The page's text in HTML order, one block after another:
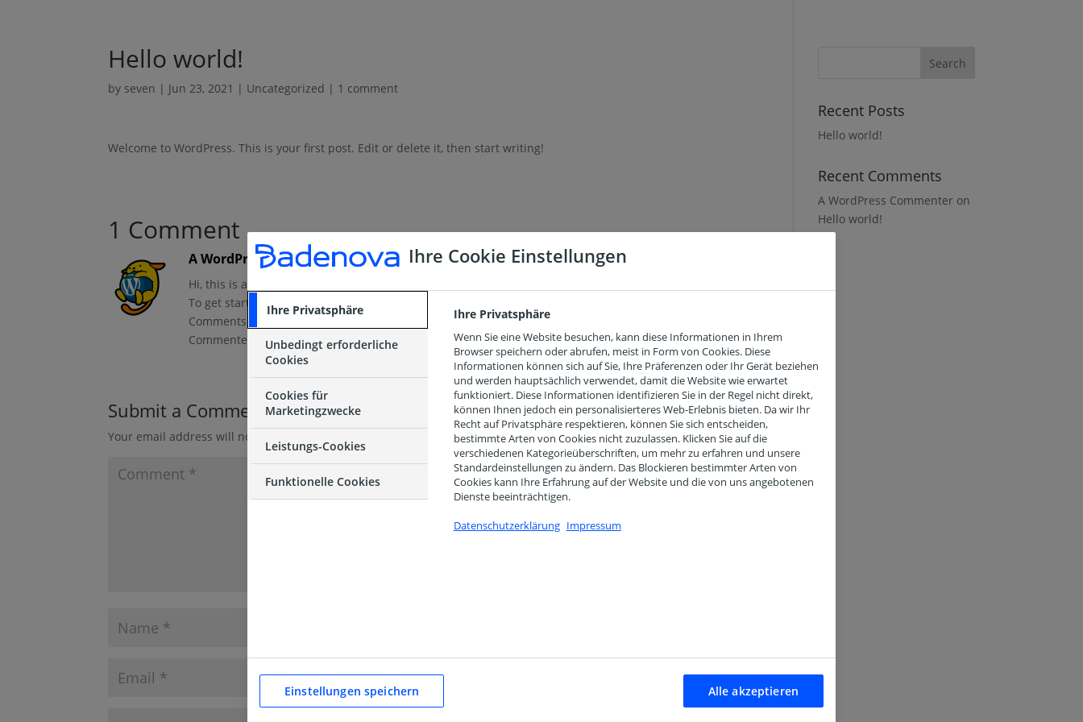
Hello world!
by seven | Jun 23, 2021 | Uncategorized | 1 comment
Welcome to WordPress. This is your first post. Edit or delete it, then start writing!
1 Comment
A WordPress Commenter on June 23, 2021 at 7:59 am
Hi, this is a comment.
To get started with moderating, editing, and deleting comments, please visit the
Comments screen in the dashboard.
Commenter avatars come fromGravatar
Submit a Comment
Your email address will not be published. Required fields are marked*
Recent Posts
Hello world!
Recent Comments
A WordPress Commenter on
Hello world!
Ihre Cookie Einstellungen
Ihre Privatsphäre
Unbedingt erforderliche
Cookies
Cookies für
Marketingzwecke
Leistungs-Cookies
Funktionelle Cookies
Ihre Privatsphäre
Wenn Sie eine Website besuchen, kann diese Informationen in Ihrem
Browser speichern oder abrufen, meist in Form von Cookies. Diese
Informationen können sich auf Sie, Ihre Präferenzen oder Ihr Gerät beziehen
und werden hauptsächlich verwendet, damit die Website wie erwartet
funktioniert. Diese Informationen identifizieren Sie in der Regel nicht direkt,
können Ihnen jedoch ein personalisierteres Web-Erlebnis bieten. Da wir Ihr
Recht auf Privatsphäre respektieren, können Sie sich entscheiden,
bestimmte Arten von Cookies nicht zuzulassen. Klicken Sie auf die
verschiedenen Kategorieüberschriften, um mehr zu erfahren und unsere
Standardeinstellungen zu ändern. Das Blockieren bestimmter Arten von
Cookies kann Ihre Erfahrung auf der Website und die von uns angebotenen
Dienste beeinträchtigen.
Datenschutzerklärung Impressum
Einstellungen speichern Alle akzeptieren